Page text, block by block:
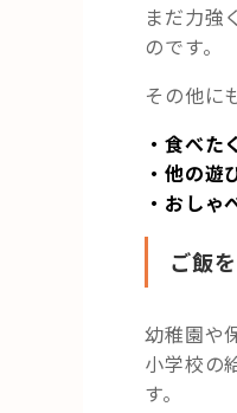
まだ力強
のです。
その他に
・食べた
・他の遊
・おしゃ
ご飯
幼稚園や
小学校の
す。